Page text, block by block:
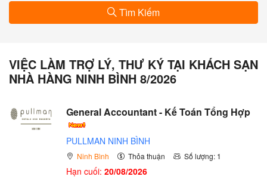
Tìm Kiếm
VIỆC LÀM TRỢ LÝ, THƯ KÝ TẠI KHÁCH SẠN
NHÀ HÀNG NINH BÌNH 8/2026
General Accountant - Kế Toán Tổng Hợp
PULLMAN NINH BÌNH
Ninh Bình Thỏa thuận Số lượng: 1
Hạn cuối: 20/08/2026